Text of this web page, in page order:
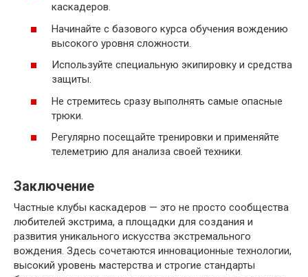
каскадеров.
Начинайте с базового курса обучения вождению
высокого уровня сложности.
Используйте специальную экипировку и средства
защиты.
Не стремитесь сразу выполнять самые опасные
трюки.
Регулярно посещайте тренировки и применяйте
телеметрию для анализа своей техники.
Заключение
Частные клубы каскадеров — это не просто сообщества
любителей экстрима, а площадки для создания и
развития уникального искусства экстремального
вождения. Здесь сочетаются инновационные технологии,
высокий уровень мастерства и строгие стандарты